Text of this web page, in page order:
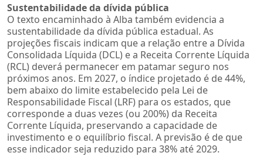
Sustentabilidade da dívida pública
O texto encaminhado à Alba também evidencia a
sustentabilidade da dívida pública estadual. As
projeções fiscais indicam que a relação entre a Dívida
Consolidada Líquida (DCL) e a Receita Corrente Líquida
(RCL) deverá permanecer em patamar seguro nos
próximos anos. Em 2027, o índice projetado é de 44%,
bem abaixo do limite estabelecido pela Lei de
Responsabilidade Fiscal (LRF) para os estados, que
corresponde a duas vezes (ou 200%) da Receita
Corrente Líquida, preservando a capacidade de
investimento e o equilíbrio fiscal. A previsão é de que
esse indicador seja reduzido para 38% até 2029.